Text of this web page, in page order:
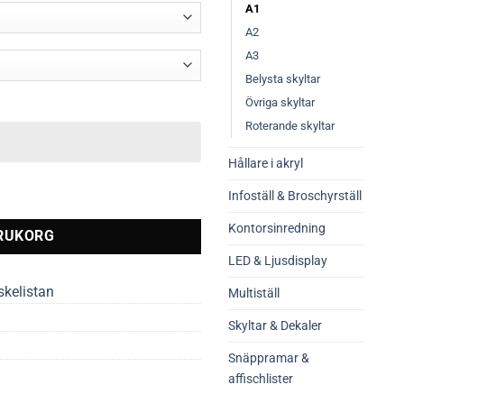
A1
A2
A3
Belysta skyltar
Övriga skyltar
Roterande skyltar
Hållare i akryl
Infoställ & Broschyrställ
Kontorsinredning
LED & Ljusdisplay
Multiställ
Skyltar & Dekaler
Snäppramar &
affischlister